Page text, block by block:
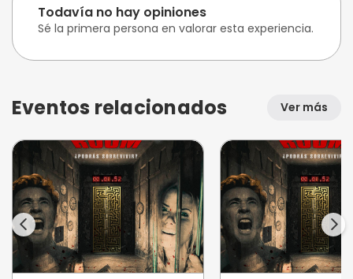
Todavía no hay opiniones
Sé la primera persona en valorar esta experiencia.
Eventos relacionados Ver más